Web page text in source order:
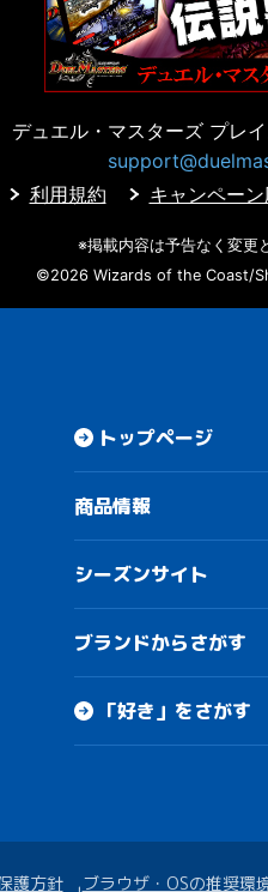
デュエル・マスターズ プレ
利用規約
キャンペー
※掲載内容は予告なく変更
©2026 Wizards of the Coast/
トップページ
商品情報
シーズンサイト
ブランドからさがす
「好き」をさがす
護方針 ブラウザ・OSの推奨環